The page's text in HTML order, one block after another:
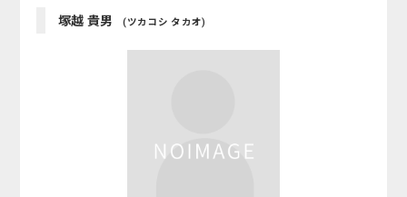
塚越 貴男 (ツカコシ タカオ)